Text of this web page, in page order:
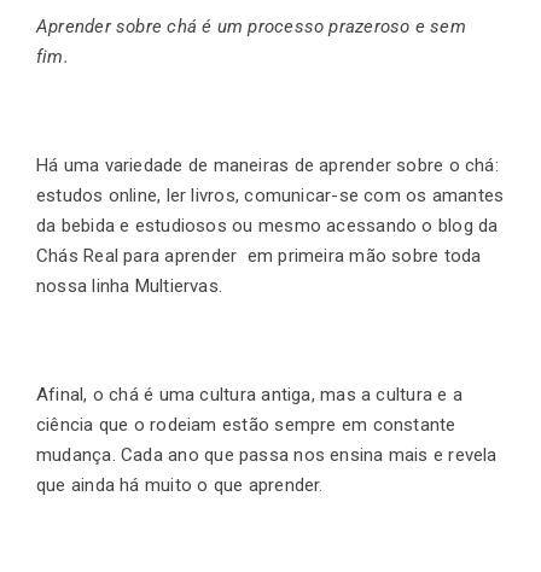
Minha conta
Finalização de compra
Blog
Aprender sobre chá é um processo prazeroso e sem
fim.
Há uma variedade de maneiras de aprender sobre o chá:
estudos online, ler livros, comunicar-se com os amantes
da bebida e estudiosos ou mesmo acessando o blog da
Chás Real para aprender em primeira mão sobre toda
nossa linha Multiervas.
Afinal, o chá é uma cultura antiga, mas a cultura e a
ciência que o rodeiam estão sempre em constante
mudança. Cada ano que passa nos ensina mais e revela
que ainda há muito o que aprender.